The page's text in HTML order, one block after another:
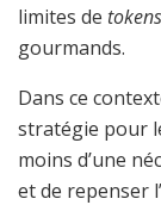
limites de tokens
gourmands.
Dans ce
stratégie pour
moins d’une
et de repenser